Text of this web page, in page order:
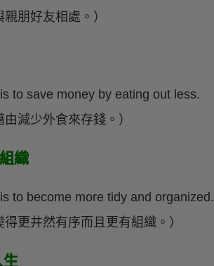
朋好友相處。）
to save money by eating out less.
減少外食來存錢。）
織
to become more tidy and organized.
更井然有序而且更有組織。）